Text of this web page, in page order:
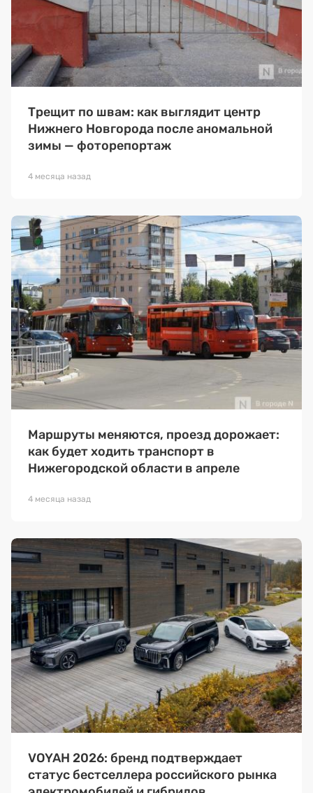
Трещит по швам: как выглядит центр
Нижнего Новгорода после аномальной
зимы — фоторепортаж
4 месяца назад
Маршруты меняются, проезд дорожает:
как будет ходить транспорт в
Нижегородской области в апреле
4 месяца назад
VOYAH 2026: бренд подтверждает
статус бестселлера российского рынка